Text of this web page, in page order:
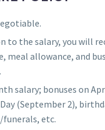
to the salary, you will
meal allowance, and
salary; bonuses on
(September 2),
funerals, etc.